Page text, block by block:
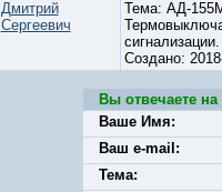
Дмитрий
Сергеевич
Тема: АД-
сигнализации.
Создано:
Вы отвечаете
Ваше Имя:
Ваш e-mail:
Тема: